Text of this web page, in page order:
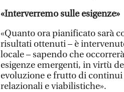
«Interverremo sulle esigenze»
«Quanto ora pianificato sarà
risultati ottenuti – è
locale – sapendo che
esigenze emergenti, in virtù
evoluzione e frutto di
relazionali e viabilistiche».